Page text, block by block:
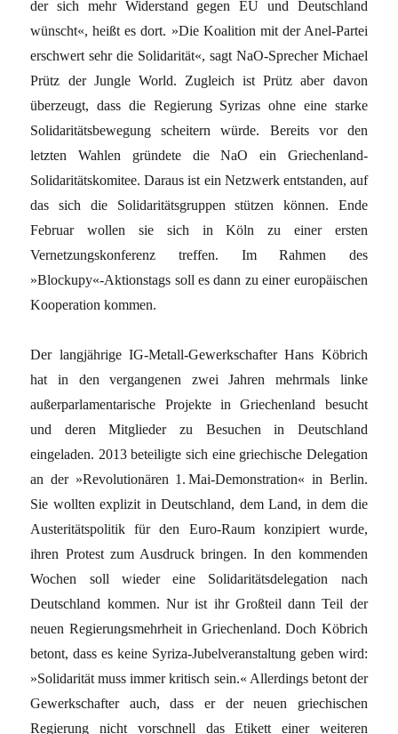
der sich mehr Widerstand gegen EU und Deutschland
wünscht«, heißt es dort. »Die Koalition mit der Anel-Partei
erschwert sehr die Solidarität«, sagt NaO-Sprecher Michael
Prütz der Jungle World. Zugleich ist Prütz aber davon
überzeugt, dass die Regierung Syrizas ohne eine starke
Solidaritätsbewegung scheitern würde. Bereits vor den
letzten Wahlen gründete die NaO ein Griechenland-
Solidaritätskomitee. Daraus ist ein Netzwerk entstanden, auf
das sich die Solidaritätsgruppen stützen können. Ende
Februar wollen sie sich in Köln zu einer ersten
Vernetzungskonferenz treffen. Im Rahmen des
»Blockupy«-Aktionstags soll es dann zu einer europäischen
Kooperation kommen.
Der langjährige IG-Metall-Gewerkschafter Hans Köbrich
hat in den vergangenen zwei Jahren mehrmals linke
außerparlamentarische Projekte in Griechenland besucht
und deren Mitglieder zu Besuchen in Deutschland
eingeladen. 2013 beteiligte sich eine griechische Delegation
an der »Revolutionären 1. Mai-Demonstration« in Berlin.
Sie wollten explizit in Deutschland, dem Land, in dem die
Austeritätspolitik für den Euro-Raum konzipiert wurde,
ihren Protest zum Ausdruck bringen. In den kommenden
Wochen soll wieder eine Solidaritätsdelegation nach
Deutschland kommen. Nur ist ihr Großteil dann Teil der
neuen Regierungsmehrheit in Griechenland. Doch Köbrich
betont, dass es keine Syriza-Jubelveranstaltung geben wird:
»Solidarität muss immer kritisch sein.« Allerdings betont der
Gewerkschafter auch, dass er der neuen griechischen
Regierung nicht vorschnell das Etikett einer weiteren